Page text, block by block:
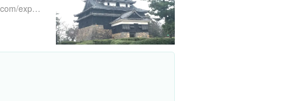
https://www.instagram.com/explore/locations/683495790